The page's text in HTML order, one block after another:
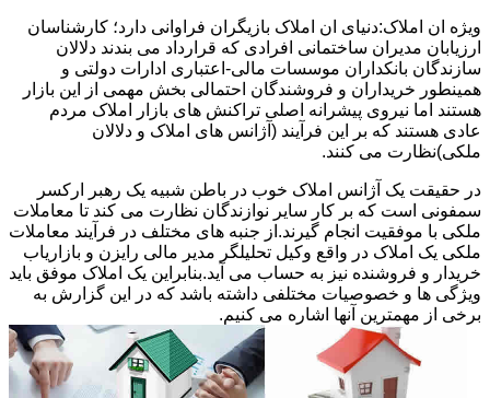
ویژه ان املاک:دنیای ان املاک بازیگران فراوانی دارد؛ کارشناسان
ارزیابان مدیران ساختمانی افرادی که قرارداد می بندند دلالان
سازندگان بانکداران موسسات مالی-اعتباری ادارات دولتی و
همینطور خریداران و فروشندگان احتمالی بخش مهمی از این بازار
هستند اما نیروی پیشرانه اصلی تراکنش های بازار املاک مردم
عادی هستند که بر این فرآیند (آژانس های املاک و دلالان
ملکی)نظارت می کنند.
در حقیقت یک آژانس املاک خوب در باطن شبیه یک رهبر ارکسر
سمفونی است که بر کار سایر نوازندگان نظارت می کند تا معاملات
ملکی با موفقیت انجام گیرند.از جنبه های مختلف در فرآیند معاملات
ملکی یک املاک در واقع وکیل تحلیلگر مدیر مالی رایزن و بازاریاب
خریدار و فروشنده نیز به حساب می آید.بنابراین یک املاک موفق باید
ویژگی ها و خصوصیات مختلفی داشته باشد که در این گزارش به
برخی از مهمترین آنها اشاره می کنیم.